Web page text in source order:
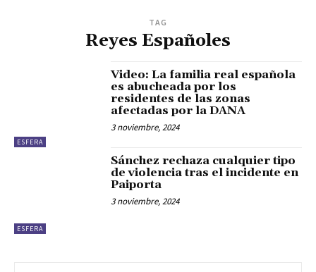
TAG
Reyes Españoles
ESFERA
Video: La familia real española
es abucheada por los
residentes de las zonas
afectadas por la DANA
3 noviembre, 2024
ESFERA
Sánchez rechaza cualquier tipo
de violencia tras el incidente en
Paiporta
3 noviembre, 2024